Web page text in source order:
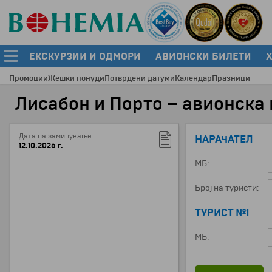
ЕКСКУРЗИИ И ОДМОРИ АВИОНСКИ БИЛЕТИ
ПромоцииЖешки понудиПотврдени датумиКалендарПразници
Лисабон и Порто –
Дата на заминување:
12.10.2026 г. НАРАЧАТЕЛ
МБ:
Број на туристи:
ТУРИСТ №1
МБ: